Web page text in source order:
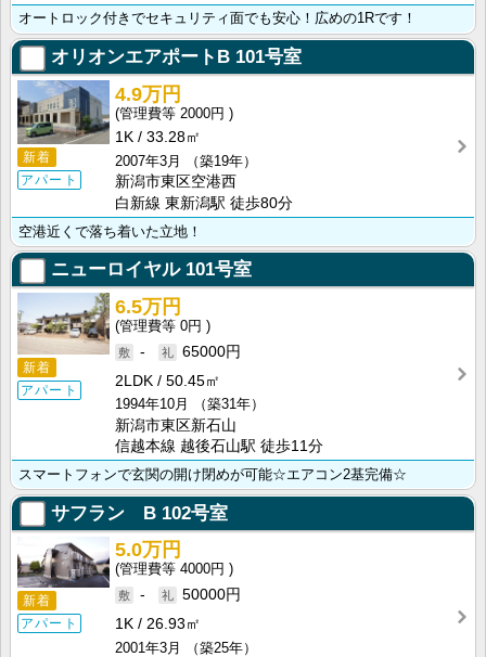
オートロック付きでセキュリティ面でも安心！広めの1Rです！
オリオンエアポートB 101号室
新着
アパート
4.9万円
2000円
1K
33.28㎡
2007年3月
（築19年）
新潟市東区空港西
白新線 東新潟駅 徒歩80分
空港近くで落ち着いた立地！
ニューロイヤル101号室
新着
アパート
6.5万円
0円
-
65000円
2LDK
50.45㎡
1994年10月
（築31年）
新潟市東区新石山
信越本線 越後石山駅 徒歩11分
スマートフォンで玄関の開け閉めが可能☆エアコン2基完備☆
サフラン B 102号室
新着
アパート
5.0万円
4000円
-
50000円
1K
26.93㎡
2001年3月
（築25年）